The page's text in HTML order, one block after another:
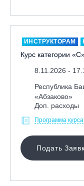
ИНСТРУКТОРАМ
Курс категории
8.11.2026 -
Республика
«Абзаково»
Доп. расходы
Программа курса
Подать